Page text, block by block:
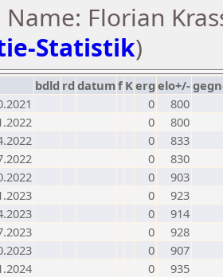
Name: Florian
Statistik)
bdld rd datumf Kerg elo+/-
0
800
0
800
0
833
0
830
0
903
0
923
0
914
0
928
0
907
0
935